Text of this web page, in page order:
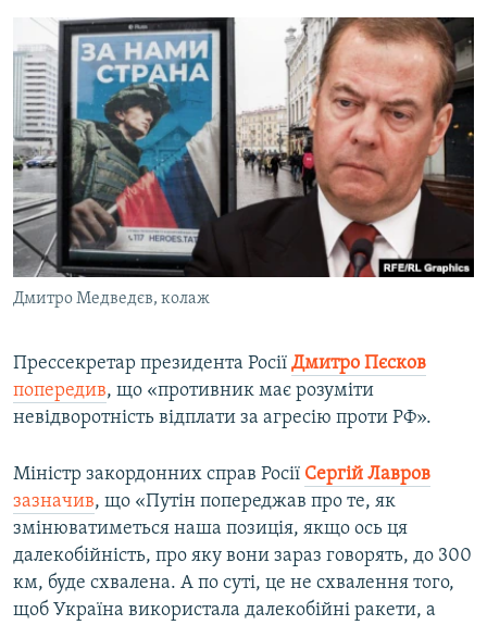
Дмитро Медведєв, колаж
Прессекретар президента Росії Дмитро Пєсков
попередив, що «противник має розуміти
невідворотність відплати за агресію проти РФ».
Міністр закордонних справ Росії Сергій Лавров
зазначив, що «Путін попереджав про те, як
змінюватиметься наша позиція, якщо ось ця
далекобійність, про яку вони зараз говорять, до 300
км, буде схвалена. А по суті, це не схвалення того,
щоб Україна використала далекобійні ракети, а